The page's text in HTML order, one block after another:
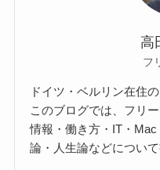
高
フ
ドイツ・ベルリン在住
このブログでは、フリ
情報・働き方・IT・
論・人生論などについて